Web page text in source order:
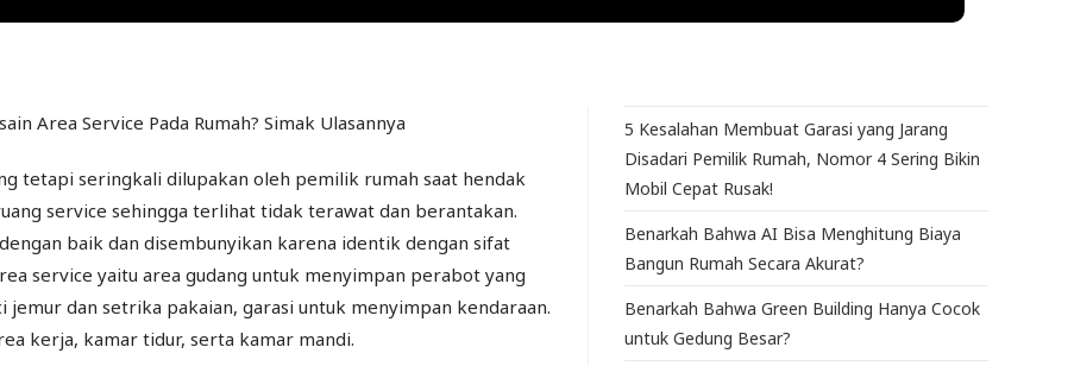
tetapi seringkali dilupakan oleh pemilik rumah saat hendak
service sehingga terlihat tidak terawat dan berantakan.
baik dan disembunyikan karena identik dengan sifat
service yaitu area gudang untuk menyimpan perabot yang
jemur dan setrika pakaian, garasi untuk menyimpan kendaraan.
kerja, kamar tidur, serta kamar mandi.
5 Kesalahan Membuat Garasi yang Jarang
Disadari Pemilik Rumah, Nomor 4 Sering Bikin
Mobil Cepat Rusak!
Benarkah Bahwa AI Bisa Menghitung Biaya
Bangun Rumah Secara Akurat?
Benarkah Bahwa Green Building Hanya Cocok
untuk Gedung Besar?